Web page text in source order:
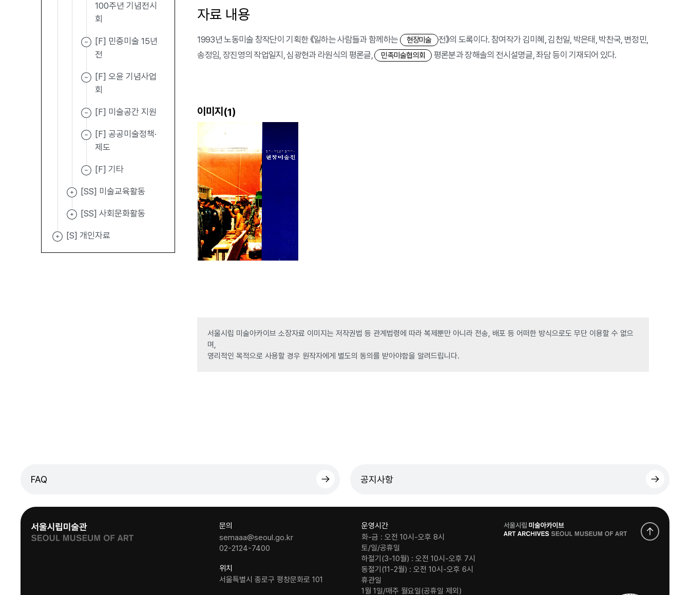
100주년 기념전시
회
[F] 민중미술 15년
전
[F] 오윤 기념사업
회
[F] 미술공간 지원
[F] 공공미술정책·
제도
[F] 기타
[SS] 미술교육활동
[SS] 사회문화활동
[S] 개인자료
자료 내용
1993년 노동미술 창작단이 기획한 《일하는 사람들과 함께하는 현장미술
전》의 도록이다. 참여작가 김미혜, 김천일, 박은태, 박찬국, 변정민,
송정임, 장진영의 작업일지, 심광현과 라원식의 평론글,
민족미술협의회 평론분과 장해솔의 전시설명글, 좌담 등이 기재되어 있다.
이미지(1)
서울시립 미술아카이브 소장자료 이미지는 저작권법 등 관계법령에 따라 복제뿐만 아니라 전송, 배포 등 어떠한 방식으로도 무단 이용할 수 없으
며,
영리적인 목적으로 사용할 경우 원작자에게 별도의 동의를 받아야함을 알려드립니다.
FAQ 공지사항
문의
semaaa@seoul.go.kr
02-2124-7400
위치
서울특별시 종로구 평창문화로 101
운영시간
화-금 : 오전 10시-오후 8시
토/일/공휴일
하절기(3-10월) : 오전 10시-오후 7시
동절기(11-2월) : 오전 10시-오후 6시
휴관일
1월 1일/매주 월요일(공휴일 제외)
로
고